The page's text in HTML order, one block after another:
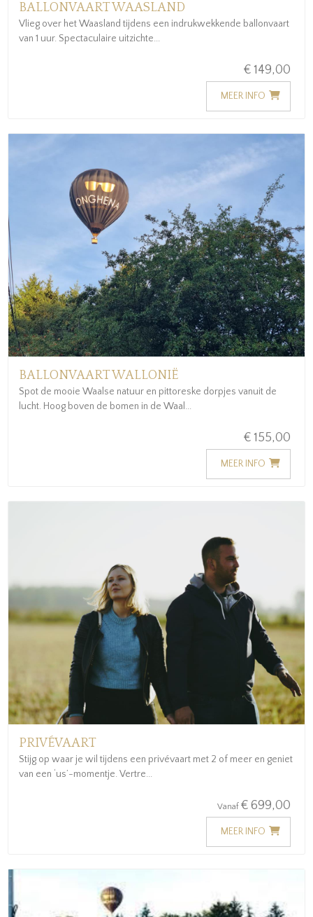
BALLONVAART WAASLAND
Vlieg over het Waasland tijdens een indrukwekkende ballonvaart
van 1 uur. Spectaculaire uitzichte...
€ 149,00
MEER INFO
BALLONVAART WALLONIË
Spot de mooie Waalse natuur en pittoreske dorpjes vanuit de
lucht. Hoog boven de bomen in de Waal...
€ 155,00
MEER INFO
PRIVÉVAART
Stijg op waar je wil tijdens een privévaart met 2 of meer en geniet
van een ‘us’-momentje. Vertre...
Vanaf € 699,00
MEER INFO